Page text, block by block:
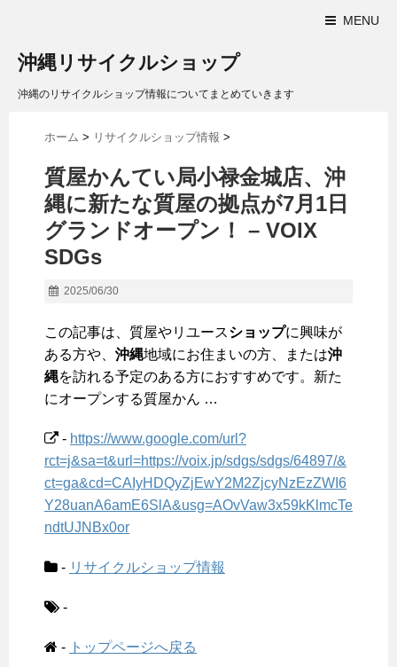
MENU
沖縄リサイクルショップ
沖縄のリサイクルショップ情報についてまとめていきます
ホーム > リサイクルショップ情報 >
質屋かんてい局小禄金城店、 沖
縄に新たな質屋の拠点が7月1日
グランドオープン！ – VOIX
SDGs
2025/06/30
この記事は、質屋やリユースショップに興味が
ある方や、 沖縄地域にお住まいの方、または沖
縄を訪れる予定のある方におすすめです。新た
にオープンする質屋かん …
- https://www.google.com/url?
rct=j&sa=t&url=https://voix.jp/sdgs/sdgs/64897/&
ct=ga&cd=CAIyHDQyZjEwY2M2ZjcyNzEzZWI6
Y28uanA6amE6SlA&usg=AOvVaw3x59kKlmcTe
ndtUJNBx0or
- リサイクルショップ情報
-
- トップページへ戻る